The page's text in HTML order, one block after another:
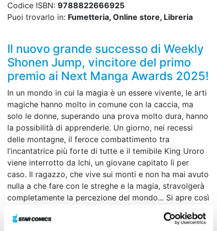
Codice ISBN: 9788822666925
Puoi trovarlo in: Fumetteria, Online store, Libreria
Il nuovo grande successo di Weekly
Shonen Jump, vincitore del primo
premio ai Next Manga Awards 2025!
In un mondo in cui la magia è un essere vivente, le arti
magiche hanno molto in comune con la caccia, ma
solo le donne, superando una prova molto dura, hanno
la possibilità di apprenderle. Un giorno, nei recessi
delle montagne, il feroce combattimento tra
l’incantatrice più forte di tutte e il temibile King Uroro
viene interrotto da Ichi, un giovane capitato lì per
caso. Il ragazzo, che vive sui monti e non ha mai avuto
nulla a che fare con le streghe e la magia, stravolgerà
completamente la percezione del mondo... Si apre così
caccia e della magia!